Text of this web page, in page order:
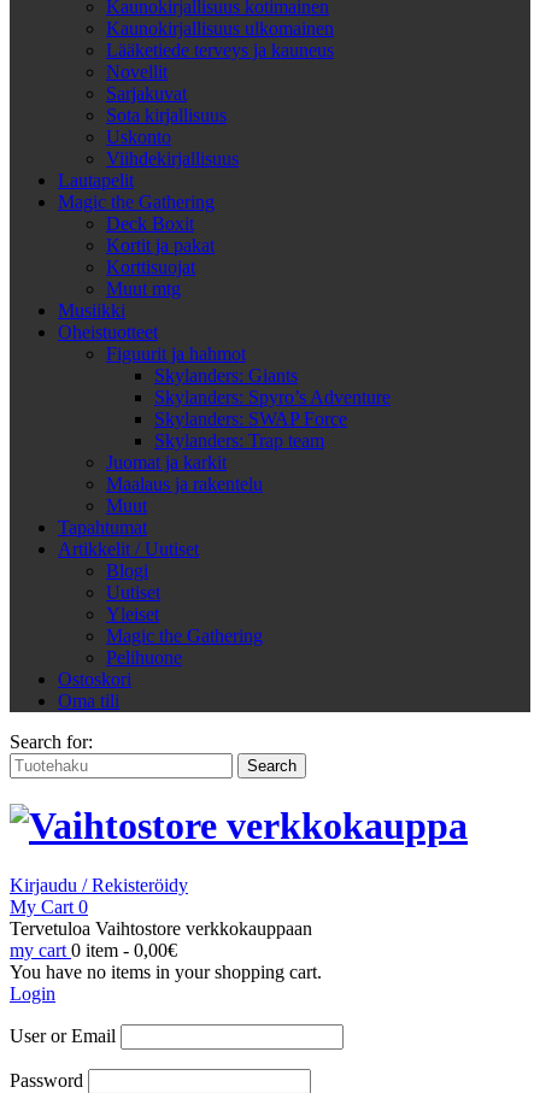
Kaunokirjallisuus kotimainen
Kaunokirjallisuus ulkomainen
Lääketiede terveys ja kauneus
Novellit
Sarjakuvat
Sota kirjallisuus
Uskonto
Viihdekirjallisuus
Lautapelit
Magic the Gathering
Deck Boxit
Kortit ja pakat
Korttisuojat
Muut mtg
Musiikki
Oheistuotteet
Figuurit ja hahmot
Skylanders: Giants
Skylanders: Spyro’s Adventure
Skylanders: SWAP Force
Skylanders: Trap team
Juomat ja karkit
Maalaus ja rakentelu
Muut
Tapahtumat
Artikkelit / Uutiset
Blogi
Uutiset
Yleiset
Magic the Gathering
Pelihuone
Ostoskori
Oma tili
Search for:
Kirjaudu / Rekisteröidy
My Cart 0
Tervetuloa Vaihtostore verkkokauppaan
my cart 0 item - 0,00€
You have no items in your shopping cart.
Login
User or Email
Password